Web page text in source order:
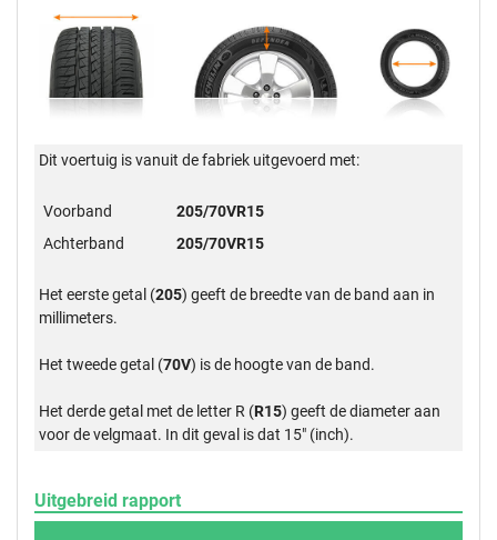
Dit voertuig is vanuit de fabriek uitgevoerd met:
Voorband
205/70VR15
Achterband
205/70VR15
Het eerste getal (205) geeft de breedte van de band aan in
millimeters.
Het tweede getal (70V) is de hoogte van de band.
Het derde getal met de letter R (R15) geeft de diameter aan
voor de velgmaat. In dit geval is dat 15" (inch).
Uitgebreid rapport